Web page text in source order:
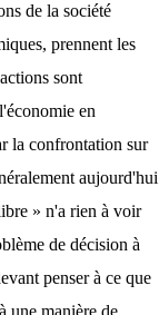
de la société
prennent les
sont
en
la confrontation sur
aujourd'hui
» n'a rien à voir
de décision à
penser à ce que
une manière de